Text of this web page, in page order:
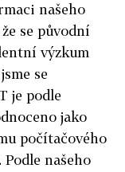
našeho
se původní
výzkum
se
je podle
jako
počítačového
našeho